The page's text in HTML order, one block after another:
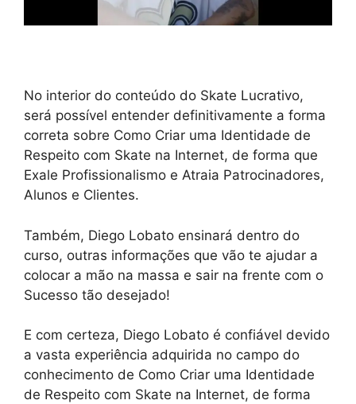
No interior do conteúdo do Skate Lucrativo,
será possível entender definitivamente a forma
correta sobre Como Criar uma Identidade de
Respeito com Skate na Internet, de forma que
Exale Profissionalismo e Atraia Patrocinadores,
Alunos e Clientes.
Também, Diego Lobato ensinará dentro do
curso, outras informações que vão te ajudar a
colocar a mão na massa e sair na frente com o
Sucesso tão desejado!
E com certeza, Diego Lobato é confiável devido
a vasta experiência adquirida no campo do
conhecimento de Como Criar uma Identidade
de Respeito com Skate na Internet, de forma